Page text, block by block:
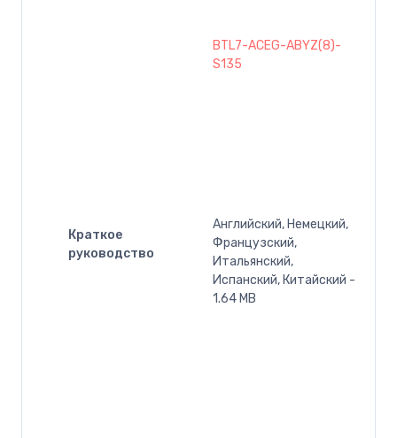
Краткое
руководство
BTL7-ACEG-ABYZ(8)-
S135
Английский, Немецкий,
Французский,
Итальянский,
Испанский, Китайский -
1.64 MB